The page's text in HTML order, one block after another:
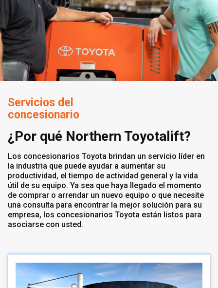
Servicios del
concesionario
¿Por qué Northern Toyotalift?
Los concesionarios Toyota brindan un servicio líder en
la industria que puede ayudar a aumentar su
productividad, el tiempo de actividad general y la vida
útil de su equipo. Ya sea que haya llegado el momento
de comprar o arrendar un nuevo equipo o que necesite
una consulta para encontrar la mejor solución para su
empresa, los concesionarios Toyota están listos para
asociarse con usted.